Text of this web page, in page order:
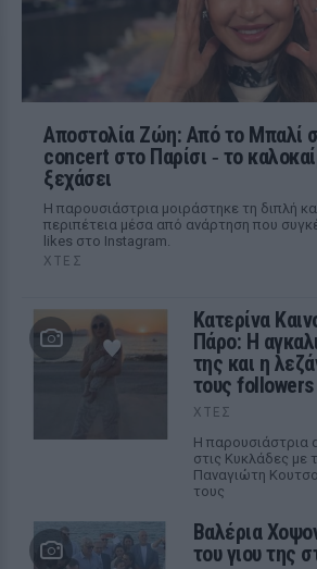
Αποστολία Ζώη: Από το Μπαλί
concert στο Παρίσι ‑ το
ξεχάσει
Η παρουσιάστρια μοιράστηκε τη διπλή
περιπέτεια μέσα από ανάρτηση που
likes στο Instagram.
ΧΤΕΣ
Κατερίνα
Πάρο: Η
της και η
τους followers
ΧΤΕΣ
Η παρουσιάστρια
στις Κυκλάδες με
Παναγιώτη
τους
Βαλέρια
του γιου της